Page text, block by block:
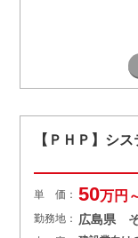
【ＰＨＰ】シ
単 価： 50万円
勤務地： 広島県 そ